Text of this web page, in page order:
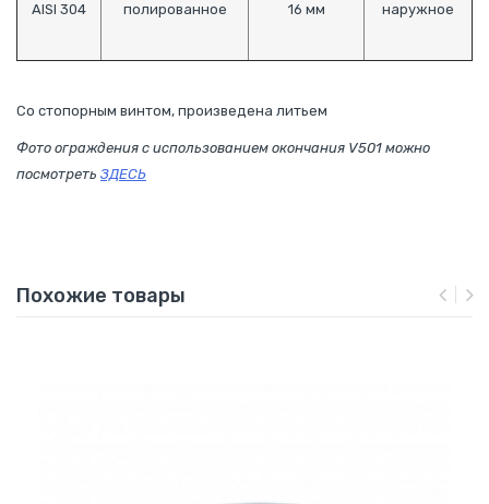
AISI 304 полированное 16 мм наружное
Со стопорным винтом, произведена литьем
Фото ограждения с использованием окончания V501 можно
посмотреть ЗДЕСЬ
Похожие товары